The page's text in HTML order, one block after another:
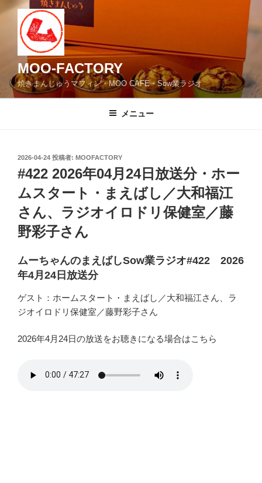
MOO-FACTORY
焼きまんじゅうマフィン・MOO CAFE・Sow業ラジオ
メニュー
投
稿
日:
2026-04-24 投稿者: MOOFACTORY
#422 2026年04月24日放送分・ホー
ムスタート・まえばし／大和福江
さん、ラジオイロドリ保健室／藤
野彩子さん
ムーちゃんのまえばしSow業ラジオ#422 2026
年4月24日放送分
ゲスト：ホームスタート・まえばし／大和福江さん、ラ
ジオイロドリ保健室／藤野彩子さん
2026年4月24日の放送をお聴きになる場合はこちら